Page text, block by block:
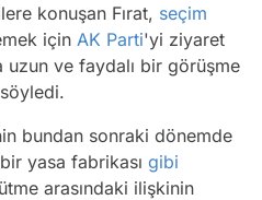
konuşan Fırat, seçim
için AK Parti'yi ziyaret
ve faydalı bir görüşme
bundan sonraki dönemde
yasa fabrikası gibi
arasındaki ilişkinin